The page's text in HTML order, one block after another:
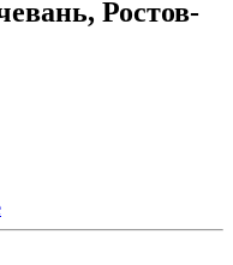
Ростов-